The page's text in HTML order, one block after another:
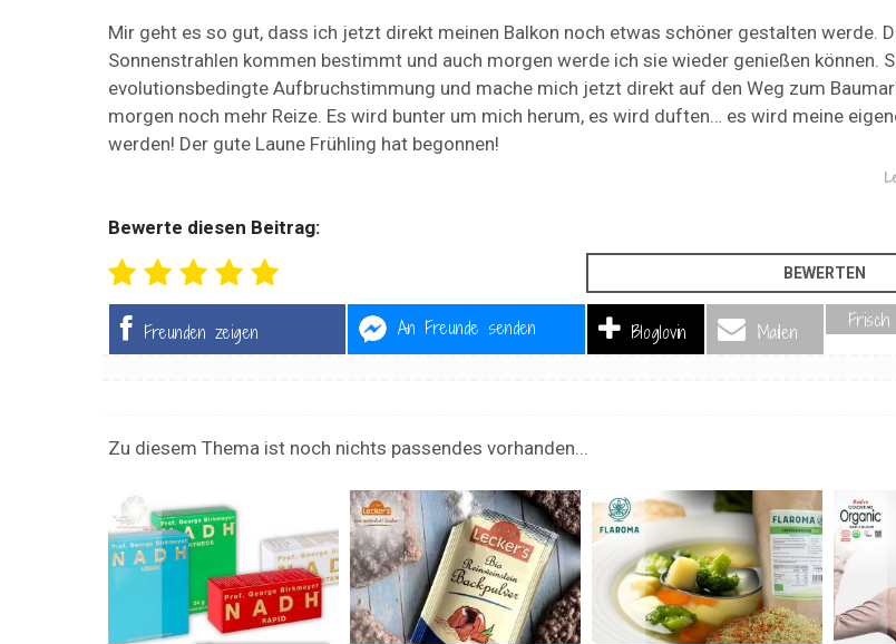
Mir geht es so gut, dass ich jetzt direkt meinen Balkon noch etwas schöner gestalten werde.
Sonnenstrahlen kommen bestimmt und auch morgen werde ich sie wieder genießen können.
evolutionsbedingte Aufbruchstimmung und mache mich jetzt direkt auf den Weg zum
morgen noch mehr Reize. Es wird bunter um mich herum, es wird duften… es wird meine
werden! Der gute Laune Frühling hat begonnen!
Bewerte diesen Beitrag:
Freunden zeigen An Freunde senden Bloglovin Mailen
Zu diesem Thema ist noch nichts passendes vorhanden...